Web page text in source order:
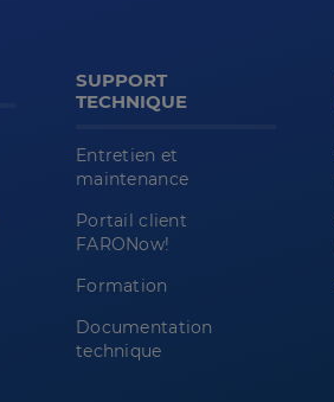
SUPPORT
TECHNIQUE
Entretien et
maintenance
Portail client
FARONow!
Formation
Documentation
technique